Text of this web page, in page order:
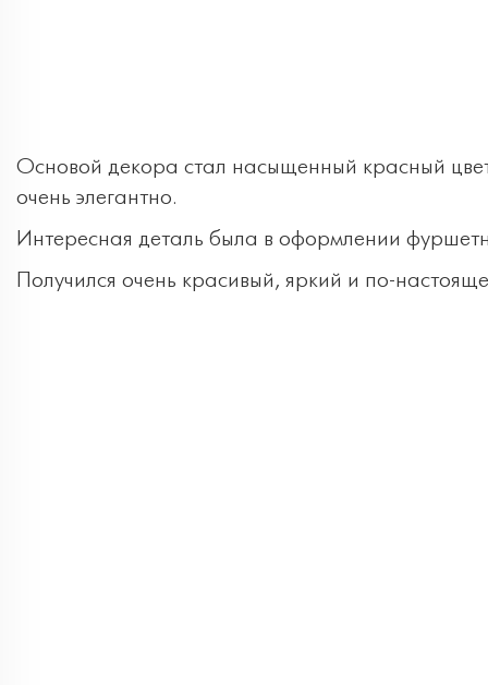
Основой декора стал насыщенный красный
очень элегантно.
Интересная деталь была в оформлении
Получился очень красивый, яркий и по-